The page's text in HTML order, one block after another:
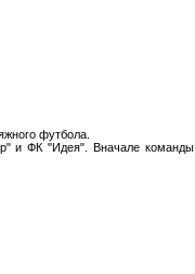
футбола.
и ФК "Идея". Вначале команды